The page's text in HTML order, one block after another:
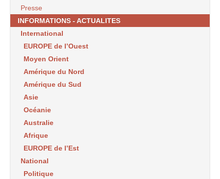
Presse
INFORMATIONS - ACTUALITES
International
EUROPE de l’Ouest
Moyen Orient
Amérique du Nord
Amérique du Sud
Asie
Océanie
Australie
Afrique
EUROPE de l’Est
National
Politique